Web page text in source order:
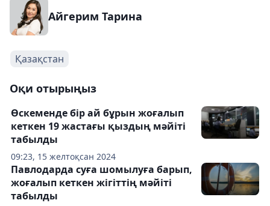
Айгерим Тарина
Қазақстан
Оқи отырыңыз
09:23, 15 желтоқсан 2024
Өскеменде бір ай бұрын жоғалып
кеткен 19 жастағы қыздың мәйіті
табылды
Павлодарда суға шомылуға барып,
жоғалып кеткен жігіттің мәйіті
табылды